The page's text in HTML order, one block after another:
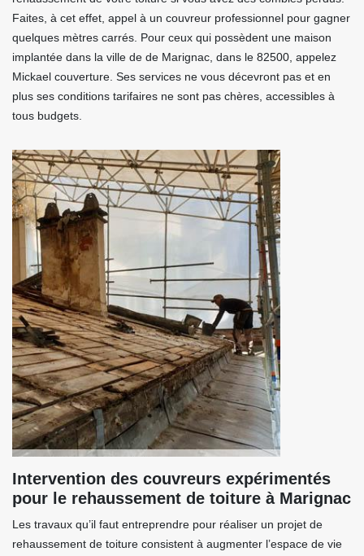
Faites, à cet effet, appel à un couvreur professionnel pour gagner
quelques mètres carrés. Pour ceux qui possèdent une maison
implantée dans la ville de de Marignac, dans le 82500, appelez
Mickael couverture. Ses services ne vous décevront pas et en
plus ses conditions tarifaires ne sont pas chères, accessibles à
tous budgets.
Intervention des couvreurs expérimentés
pour le rehaussement de toiture à Marignac
Les travaux qu’il faut entreprendre pour réaliser un projet de
rehaussement de toiture consistent à augmenter l’espace de vie